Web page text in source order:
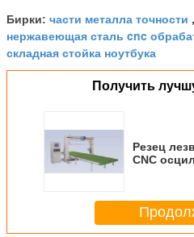
Бирки: части металла точности ,
нержавеющая сталь cnc
складная стойка ноутбука
Получить
Резец
CNC